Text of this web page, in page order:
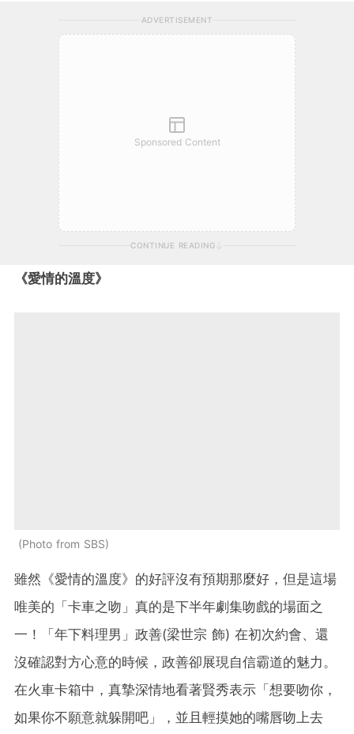
ADVERTISEMENT
Sponsored Content
CONTINUE READING
《愛情的溫度》
Photo from SBS
雖然《愛情的溫度》的好評沒有預期那麼好，但是這場
唯美的「卡車之吻」真的是下半年劇集吻戲的場面之
一！「 年下料理男」政善(梁世宗 飾) 在初次約會、還
沒確認對方心意的時候，政善卻展現自信霸道的魅力。
在火車卡箱中，真摯深情地看著賢秀表示「想要吻你，
如果你不願意就躲開吧」，並且輕摸她的嘴唇吻上去